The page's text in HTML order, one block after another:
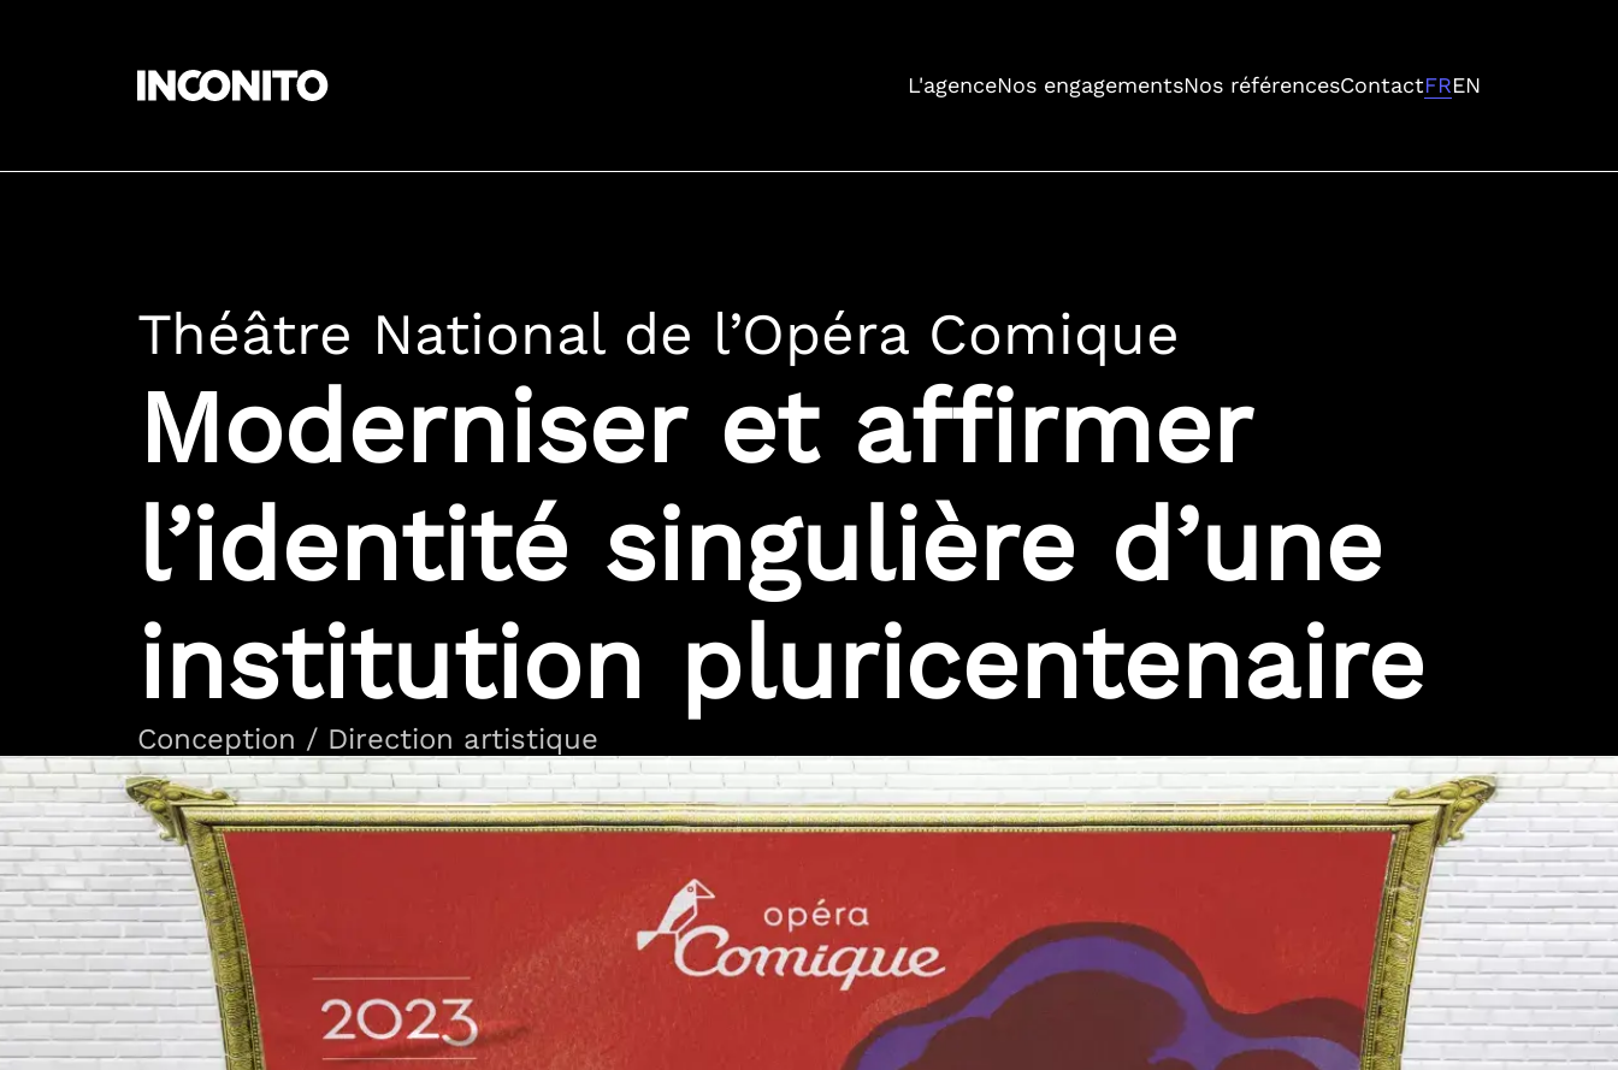
L'agenceNos engagementsNos référencesContactFREN
Théâtre National de l’Opéra Comique
Moderniser et affirmer
l’identité singulière d’une
institution pluricentenaire
Conception / Direction artistique